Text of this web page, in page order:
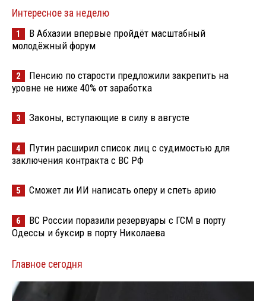
Интересное за неделю
1
В Абхазии впервые пройдёт масштабный
молодёжный форум
2
Пенсию по старости предложили закрепить на
уровне не ниже 40% от заработка
3 Законы, вступающие в силу в августе
4
Путин расширил список лиц с судимостью для
заключения контракта с ВС РФ
5 Сможет ли ИИ написать оперу и спеть арию
6
ВС России поразили резервуары с ГСМ в порту
Одессы и буксир в порту Николаева
Главное сегодня